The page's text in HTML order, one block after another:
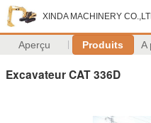
XINDA MACHINERY
Aperçu Produits A
Excavateur CAT 336D